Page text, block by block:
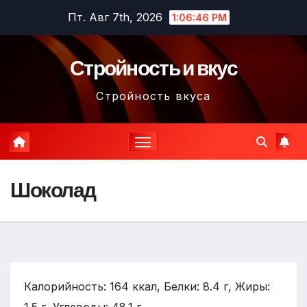
содержимому
Пт. Авг 7th, 2026 1:06:47 PM
Стройность и вкус
Стройность вкуса
Шоколад
Калорийность: 164 ккал, Белки: 8.4 г, Жиры: